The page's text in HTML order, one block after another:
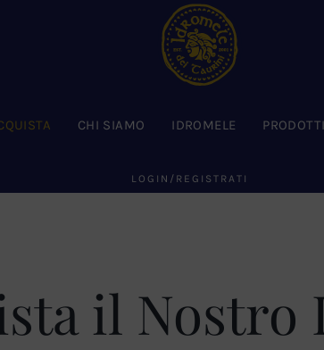
CHI SIAMO IDROMELE PRODOTTI
LOGIN/REGISTRATI
il Nostro